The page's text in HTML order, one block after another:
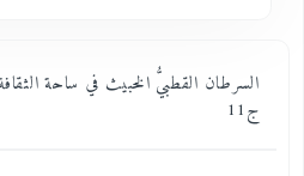
ج11